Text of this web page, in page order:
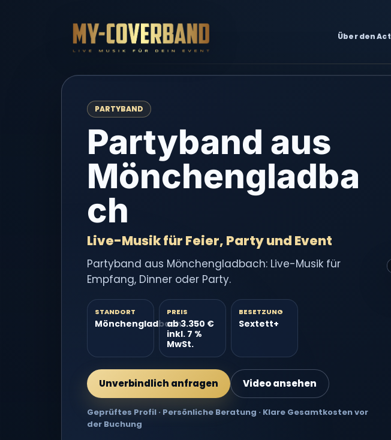
Über den Act
PARTYBAND
Partyband aus
Mönchengladba
ch
Live-Musik für Feier, Party und Event
Partyband aus Mönchengladbach: Live-Musik für
Empfang, Dinner oder Party.
STANDORT
Mönchengladbach
PREIS
ab 3.350 €
inkl. 7 %
MwSt.
BESETZUNG
Sextett+
Unverbindlich anfragen Video ansehen
Geprüftes Profil · Persönliche Beratung · Klare Gesamtkosten vor
der Buchung